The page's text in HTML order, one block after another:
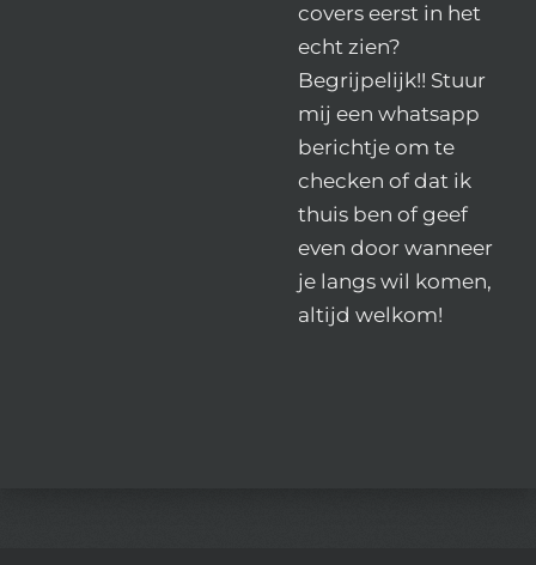
covers eerst in het
echt zien?
Begrijpelijk!! Stuur
mij een whatsapp
berichtje om te
checken of dat ik
thuis ben of geef
even door wanneer
je langs wil komen,
altijd welkom!